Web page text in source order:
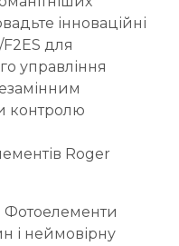
інноваційні
для
управління
контролю
Roger
Фотоелементи
і неймовірну